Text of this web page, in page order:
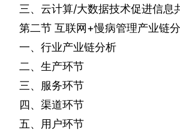
三、云计算/大数据技术促进信息
第二节 互联网+慢病管理产业链
一、行业产业链分析
二、生产环节
三、服务环节
四、渠道环节
五、用户环节